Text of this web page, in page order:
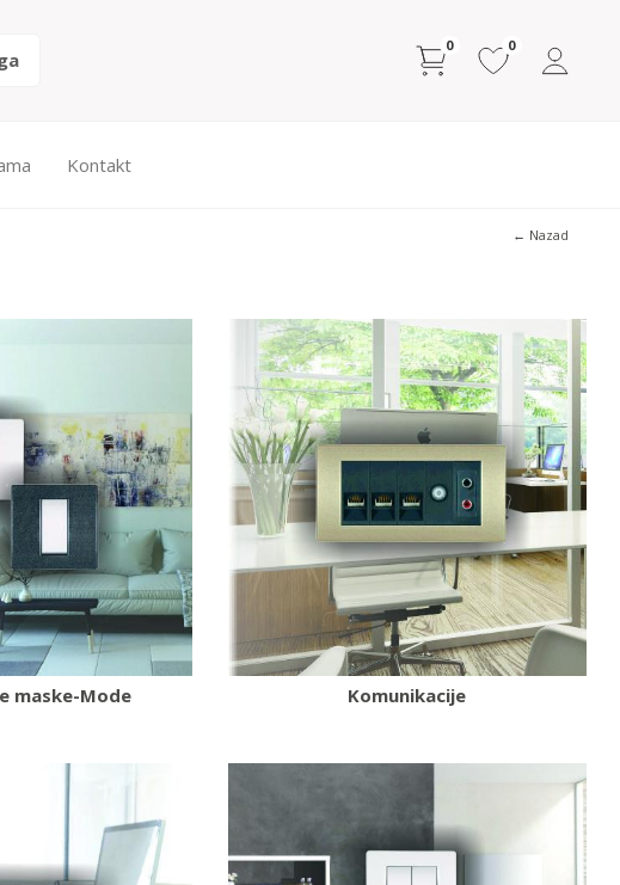
0 0
Kontakt
← Nazad
maske-Mode Komunikacije